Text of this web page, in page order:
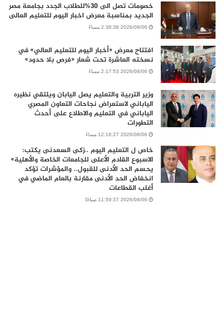
خصومات تصل الى 30%للطلاب الجدد بجامعة مصر
الجديد بمناسبة معرض اخبار اليوم للتعليم العالى
2026/08/06 2:38:38 مساءً
افتتاح معرض «أخبار اليوم للتعليم العالي» في
نسخته العاشرة تحت شعار «فرص بلا حدود»
2026/08/06 2:17:53 مساءً
وزير التربية والتعليم يصل اليابان ويلتقي نظيره
الياباني لاستعراض نجاحات التعاون المصري
الياباني في التعليم والاطلاع على أحدث
التطورات
2026/08/06 12:16:27 مساءً
خاص ل التعليم اليوم ..زكى السعدنى يكتب:
الاسبوع القادم الأعلى للجامعات الخاصة والأهلية»
يحسم الحد الأدنى للقبول.. والمؤشرات تؤكد
انخفاض الحد الأدنى مقارنة بالعام الماضي في
أغلب القطاعات
2026/08/06 11:59:37 صباحًا